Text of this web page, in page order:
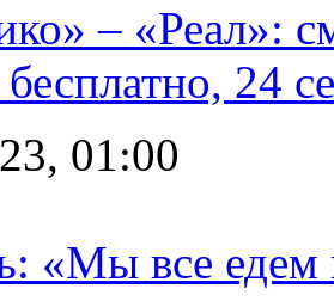
– «Реал»:
24
01:00
«Мы все едем